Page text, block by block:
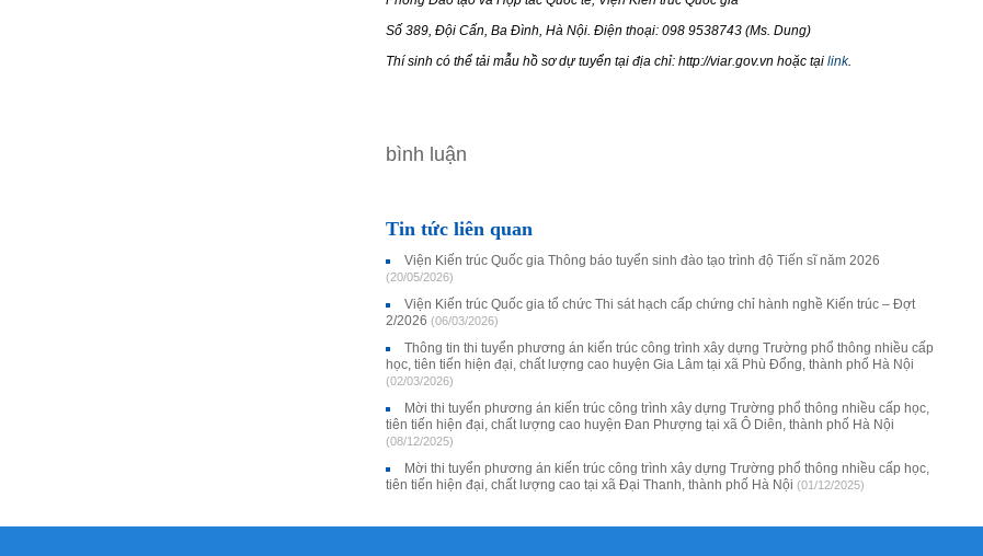
Số 389, Đội Cấn, Ba Đình, Hà Nội. Điện thoại: 098 9538743 (Ms. Dung)
Thí sinh có thể tải mẫu hồ sơ dự tuyển tại địa chỉ: http://viar.gov.vn hoặc tại link.
bình luận
Tin tức liên quan
Viện Kiến trúc Quốc gia Thông báo tuyển sinh đào tạo trình độ Tiến sĩ năm 2026
(20/05/2026)
Viện Kiến trúc Quốc gia tổ chức Thi sát hạch cấp chứng chỉ hành nghề Kiến trúc – Đợt
2/2026 (06/03/2026)
Thông tin thi tuyển phương án kiến trúc công trình xây dựng Trường phổ thông nhiều cấp
học, tiên tiến hiện đại, chất lượng cao huyện Gia Lâm tại xã Phù Đổng, thành phố Hà Nội
(02/03/2026)
Mời thi tuyển phương án kiến trúc công trình xây dựng Trường phổ thông nhiều cấp học,
tiên tiến hiện đại, chất lượng cao huyện Đan Phượng tại xã Ô Diên, thành phố Hà Nội
(08/12/2025)
Mời thi tuyển phương án kiến trúc công trình xây dựng Trường phổ thông nhiều cấp học,
tiên tiến hiện đại, chất lượng cao tại xã Đại Thanh, thành phố Hà Nội (01/12/2025)